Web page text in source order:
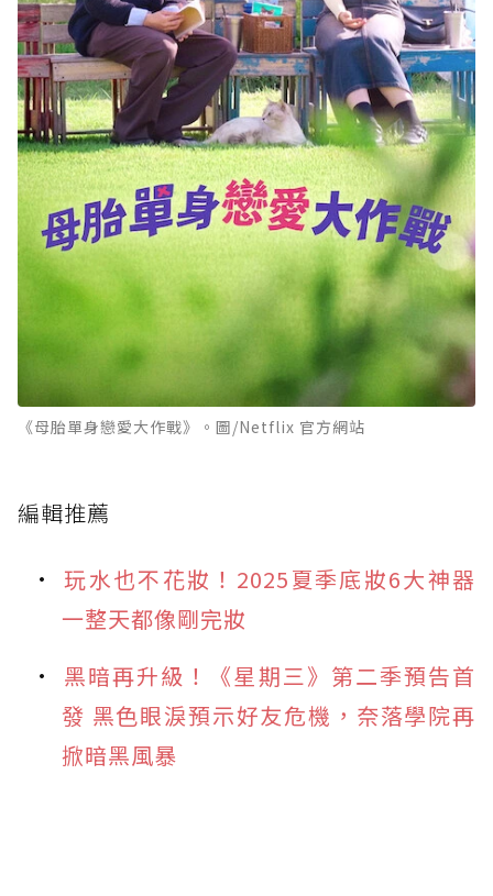
《母胎單身戀愛大作戰》。圖/Netflix 官方網站
編輯推薦
玩水也不花妝！2025夏季底妝6大神器
一整天都像剛完妝
黑暗再升級！《星期三》第二季預告首
發 黑色眼淚預示好友危機，奈落學院再
掀暗黑風暴